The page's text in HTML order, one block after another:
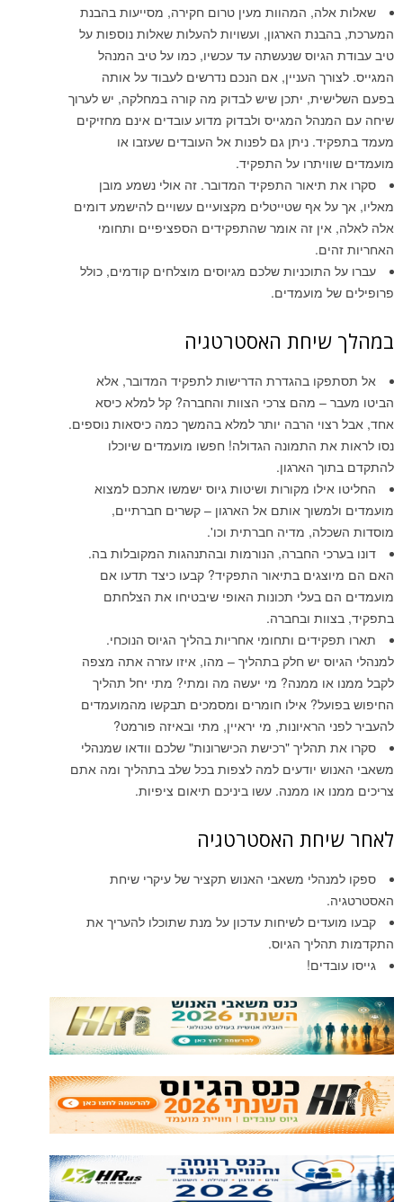
המהוות מעין טרום חקירה, מסייעות בהבנת
הארגון, ועשויות להעלות שאלות נוספות על
שנעשתה עד עכשיו, כמו על טיב המנהל
העניין, אם הנכם נדרשים לעבוד על אותה
יתכן שיש לבדוק מה קורה במחלקה, יש לערוך
המגייס ולבדוק מדוע עובדים אינם מחזיקים
ניתן גם לפנות אל העובדים שעזבו או
על התפקיד.
התפקיד המדובר. זה אולי נשמע מובן
אף שטייטלים מקצועיים עשויים להישמע דומים
זה אומר שהתפקידים הספציפיים ותחומי
שלכם מגיוסים מוצלחים קודמים, כולל
מועמדים.
האסטרטגיה
בהגדרת הדרישות לתפקיד המדובר, אלא
– מהם צרכי הצוות והחברה? קל למלא כיסא
הרבה יותר למלא בהמשך כמה כיסאות נוספים.
התמונה הגדולה! חפשו מועמדים שיוכלו
הארגון.
מקורות ושיטות גיוס ישמשו אתכם למצוא
אותם אל הארגון – קשרים חברתיים,
מדיה חברתית וכו'.
החברה, הנורמות ובהתנהגות המקובלות בה.
בתיאור התפקיד? קבעו כיצד תדעו אם
בעלי תכונות האופי שיבטיחו את הצלחתם
ובחברה.
ותחומי אחריות בהליך הגיוס הנוכחי.
יש חלק בתהליך – מהו, איזו עזרה אתה מצפה
ממנה? מי יעשה מה ומתי? מתי יחל תהליך
אילו חומרים ומסמכים תבקשו מהמועמדים
הראיונות, מי יראיין, מתי ובאיזה פורמט?
"רכישת הכישרונות" שלכם וודאו שמנהלי
יודעים למה לצפות בכל שלב בתהליך ומה אתם
או ממנה. עשו ביניכם תיאום ציפיות.
האסטרטגיה
משאבי האנוש תקציר של עיקרי שיחת
לשיחות עדכון על מנת שתוכלו להעריך את
הגיוס.